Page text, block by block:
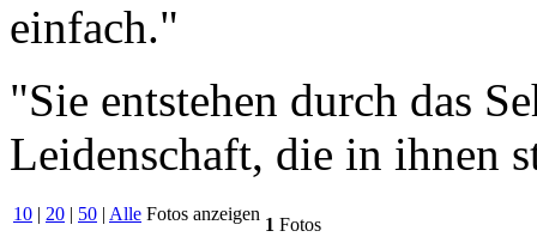
einfach."
"Sie entstehen durch das
Leidenschaft, die in ihnen
10 | 20 | 50 | Alle Fotos anzeigen
1 Fotos